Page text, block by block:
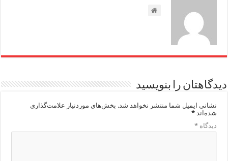
دیدگاهتان را بنویسید
نشانی ایمیل شما منتشر نخواهد شد. بخش‌های موردنیاز علامت‌گذاری
شده‌اند*
دیدگاه*